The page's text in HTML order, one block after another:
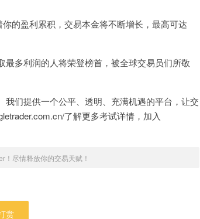
的盈利累积，交易本金将不断增长，最高可达
多利润的人将荣登榜首，被全球交易员们所敬
们提供一个公平、透明、充满机遇的平台，让交
了解更多考试详情，加入
！尽情释放你的交易天赋！
赏